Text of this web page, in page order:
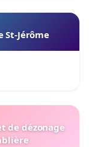
St-Jérôme
de dézonage